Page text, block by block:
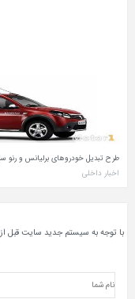
طرح تبدیل خودروهای برلیانس و رنو
اخبار داخلی
با توجه به سیستم جدید سایت قبل